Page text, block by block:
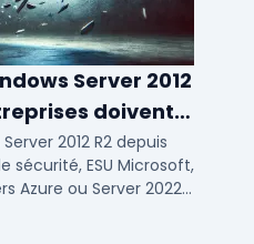
Server 2012
doivent
2012 R2 depuis
sécurité, ESU Microsoft,
Azure ou Server 2022